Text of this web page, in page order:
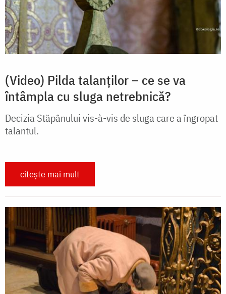
(Video) Pilda talanților – ce se va
întâmpla cu sluga netrebnică?
Decizia Stăpânului vis-à-vis de sluga care a îngropat
talantul.
citește mai mult